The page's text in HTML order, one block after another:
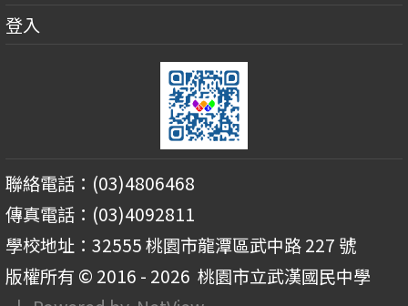
登入
聯絡電話：(03)4806468
傳真電話：(03)4092811
學校地址：32555 桃園市龍潭區武中路 227 號
版權所有 © 2016 - 2026 桃園市立武漢國民中學